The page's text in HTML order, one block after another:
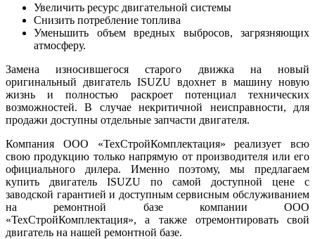
Увеличить ресурс двигательной системы
Снизить потребление топлива
Уменьшить объем вредных выбросов, загрязняющих
атмосферу.
Замена износившегося старого движка на новый
оригинальный двигатель ISUZU вдохнет в машину новую
жизнь и полностью раскроет потенциал технических
возможностей. В случае некритичной неисправности, для
продажи доступны отдельные запчасти двигателя.
Компания ООО «ТехСтройКомплектация» реализует всю
свою продукцию только напрямую от производителя или его
официального дилера. Именно поэтому, мы предлагаем
купить двигатель ISUZU по самой доступной цене с
заводской гарантией и доступным сервисным обслуживанием
на ремонтной базе компании ООО
«ТехСтройКомплектация», а также отремонтировать свой
двигатель на нашей ремонтной базе.